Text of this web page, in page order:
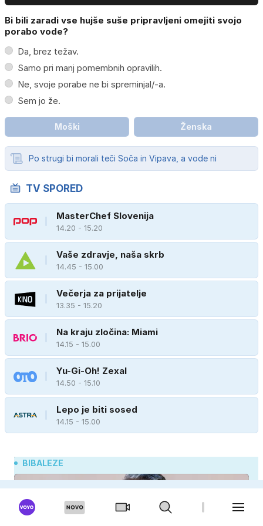
Bi bili zaradi vse hujše suše pripravljeni omejiti svojo
porabo vode?
Da, brez težav.
Samo pri manj pomembnih opravilih.
Ne, svoje porabe ne bi spreminjal/-a.
Sem jo že.
Moški Ženska
Po strugi bi morali teči Soča in Vipava, a vode ni
TV SPORED
MasterChef Slovenija
14.20 - 15.20
Vaše zdravje, naša skrb
14.45 - 15.00
Večerja za prijatelje
13.35 - 15.20
Na kraju zločina: Miami
14.15 - 15.00
Yu-Gi-Oh! Zexal
14.50 - 15.10
Lepo je biti sosed
14.15 - 15.00
BIBALEZE